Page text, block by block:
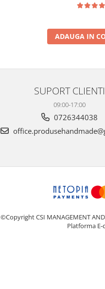
ADAUGA IN
SUPORT CLIENTI
09:00-17:00
0726344038
©Copyright CSI MANAGEMENT AND
Platforma